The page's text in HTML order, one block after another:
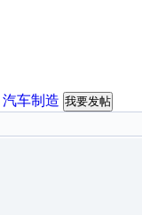
汽车制造 我要发帖